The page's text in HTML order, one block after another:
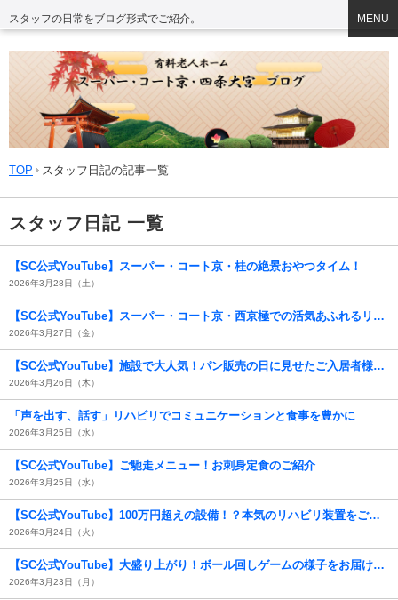
スタッフの日常をブログ形式でご紹介。 MENU
TOP スタッフ日記の記事一覧
スタッフ日記 一覧
【SC公式YouTube】スーパー・コート京・桂の絶景おやつタイム！
2026年3月28日（土）
【SC公式YouTube】スーパー・コート京・西京極での活気あふれるリハビリ風景をご紹介！( *´艸｀)
2026年3月27日（金）
【SC公式YouTube】施設で大人気！パン販売の日に見せたご入居者様の最高の笑顔！
2026年3月26日（木）
「声を出す、話す」リハビリでコミュニケーションと食事を豊かに
2026年3月25日（水）
【SC公式YouTube】ご馳走メニュー！お刺身定食のご紹介
2026年3月25日（水）
【SC公式YouTube】100万円超えの設備！？本気のリハビリ装置をご紹介！
2026年3月24日（火）
【SC公式YouTube】大盛り上がり！ボール回しゲームの様子をお届けします！
2026年3月23日（月）